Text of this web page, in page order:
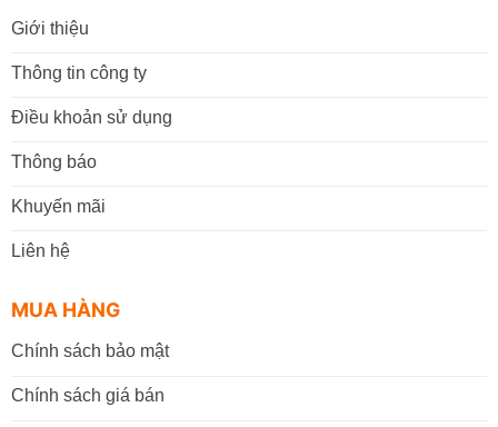
Giới thiệu
Thông tin công ty
Điều khoản sử dụng
Thông báo
Khuyến mãi
Liên hệ
MUA HÀNG
Chính sách bảo mật
Chính sách giá bán